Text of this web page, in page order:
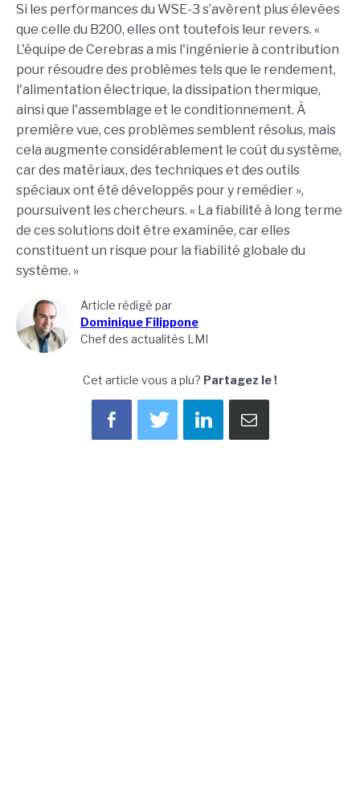
Si les performances du WSE-3 s’avèrent plus élevées
que celle du B200, elles ont toutefois leur revers. «
L'équipe de Cerebras a mis l'ingénierie à contribution
pour résoudre des problèmes tels que le rendement,
l'alimentation électrique, la dissipation thermique,
ainsi que l'assemblage et le conditionnement. À
première vue, ces problèmes semblent résolus, mais
cela augmente considérablement le coût du système,
car des matériaux, des techniques et des outils
spéciaux ont été développés pour y remédier »,
poursuivent les chercheurs. « La fiabilité à long terme
de ces solutions doit être examinée, car elles
constituent un risque pour la fiabilité globale du
système. »
Article rédigé par
Dominique Filippone
Chef des actualités LMI
Cet article vous a plu? Partagez le !